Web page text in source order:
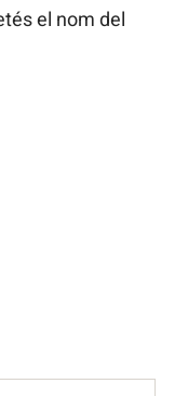
el nom del